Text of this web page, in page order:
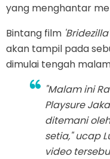
yang menghantar
Bintang film
akan tampil pada
dimulai tengah
"Malam ini
Playsure
ditemani
setia," ucap
video